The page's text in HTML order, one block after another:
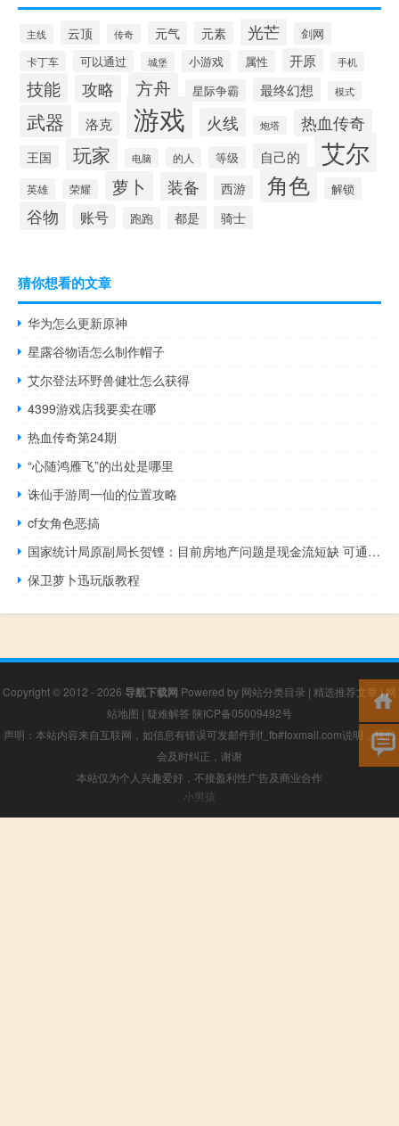
主线 云顶 传奇 元气 元素 光芒 剑网
卡丁车 可以通过 城堡 小游戏 属性 开原 手机
技能 攻略 方舟 星际争霸 最终幻想 模式
武器 洛克 游戏 火线 炮塔 热血传奇
王国 玩家 电脑 的人 等级 自己的 艾尔
英雄 荣耀 萝卜 装备 西游 角色 解锁
谷物 账号 跑跑 都是 骑士
猜你想看的文章
华为怎么更新原神
星露谷物语怎么制作帽子
艾尔登法环野兽健壮怎么获得
4399游戏店我要卖在哪
热血传奇第24期
“心随鸿雁飞”的出处是哪里
诛仙手游周一仙的位置攻略
cf女角色恶搞
国家统计局原副局长贺铿：目前房地产问题是现金流短缺 可通过鼓励企业成立公租房公司等方法改善
保卫萝卜迅玩版教程
Copyright © 2012 - 2026 导航下载网 Powered by 网站分类目录 | 精选推荐文章 |网
站地图 | 疑难解答 陕ICP备05009492号
声明：本站内容来自互联网，如信息有错误可发邮件到f_fb#foxmail.com说明，我们
会及时纠正，谢谢
本站仅为个人兴趣爱好，不接盈利性广告及商业合作
小男孩